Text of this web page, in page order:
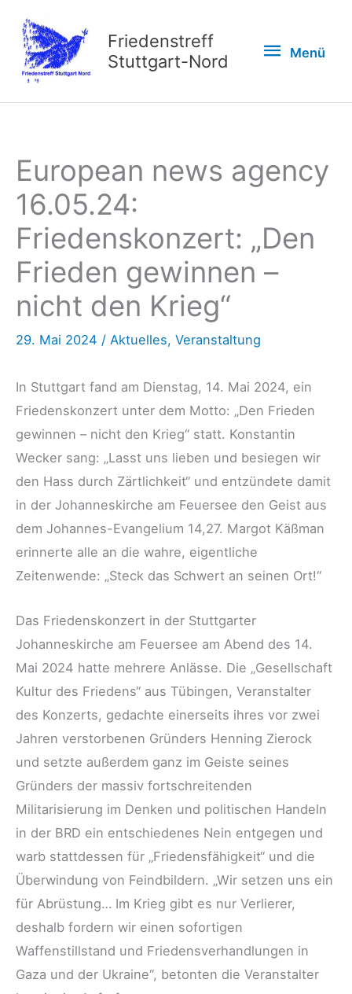
Inhalt
springen
Friedenstreff
Stuttgart-Nord
Menü
Menü
European news agency
16.05.24:
Friedenskonzert: „Den
Frieden gewinnen –
nicht den Krieg“
29. Mai 2024 / Aktuelles, Veranstaltung
In Stuttgart fand am Dienstag, 14. Mai 2024, ein
Friedenskonzert unter dem Motto: „Den Frieden
gewinnen – nicht den Krieg“ statt. Konstantin
Wecker sang: „Lasst uns lieben und besiegen wir
den Hass durch Zärtlichkeit“ und entzündete damit
in der Johanneskirche am Feuersee den Geist aus
dem Johannes-Evangelium 14,27. Margot Käßman
erinnerte alle an die wahre, eigentliche
Zeitenwende: „Steck das Schwert an seinen Ort!“
Das Friedenskonzert in der Stuttgarter
Johanneskirche am Feuersee am Abend des 14.
Mai 2024 hatte mehrere Anlässe. Die „Gesellschaft
Kultur des Friedens“ aus Tübingen, Veranstalter
des Konzerts, gedachte einerseits ihres vor zwei
Jahren verstorbenen Gründers Henning Zierock
und setzte außerdem ganz im Geiste seines
Gründers der massiv fortschreitenden
Militarisierung im Denken und politischen Handeln
in der BRD ein entschiedenes Nein entgegen und
warb stattdessen für „Friedensfähigkeit“ und die
Überwindung von Feindbildern. „Wir setzen uns ein
für Abrüstung… Im Krieg gibt es nur Verlierer,
deshalb fordern wir einen sofortigen
Waffenstillstand und Friedensverhandlungen in
Gaza und der Ukraine“, betonten die Veranstalter